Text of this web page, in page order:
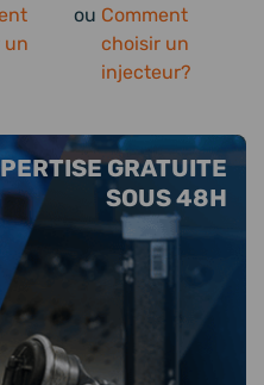
GRATUITE
SOUS 48H
un
ou Comment
choisir un
injecteur?